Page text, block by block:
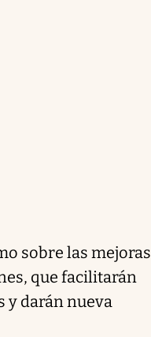
sobre las mejoras
que facilitarán
y darán nueva